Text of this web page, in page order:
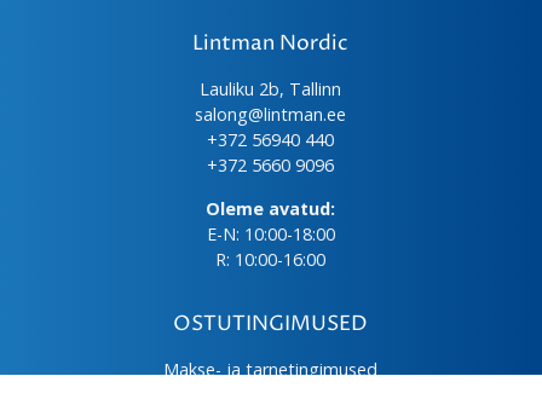
Lintman Nordic
Lauliku 2b, Tallinn
salong@lintman.ee
+372 56940 440
+372 5660 9096
Oleme avatud:
E-N: 10:00-18:00
R: 10:00-16:00
OSTUTINGIMUSED
Makse- ja tarnetingimused